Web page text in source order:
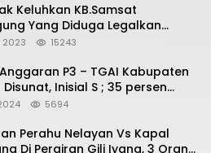
Keluhkan KB.Samsat
Yang Diduga Legalkan
2023 15243
P3 – TGAI Kabupaten
Disunat, Inisial S ; 35 persen
DPR- RI
5694
Perahu Nelayan Vs Kapal
Di Perairan Gili Iyang, 3 Orang